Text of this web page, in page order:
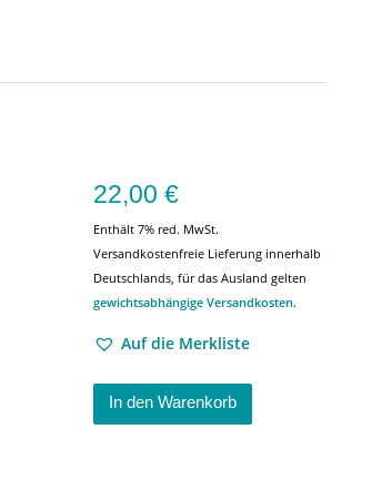
22,00 €
Enthält 7% red. MwSt.
Versandkostenfreie Lieferung innerhalb
Deutschlands, für das Ausland gelten
gewichtsabhängige Versandkosten.
Auf die Merkliste
In den Warenkorb